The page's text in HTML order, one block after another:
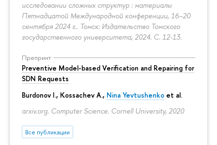
исследовании сложных структур : материалы
Пятнадцатой Международной конференции, 16–20
сентября 2024 г.. Томск: Издательство Томского
государственного университета, 2024. С. 12-13.
Препринт
Preventive Model-based Verification and Repairing for
SDN Requests
Burdonov I., Kossachev A., Nina Yevtushenko et al.
arxiv.org. Computer Science. Cornell University, 2020
Все публикации